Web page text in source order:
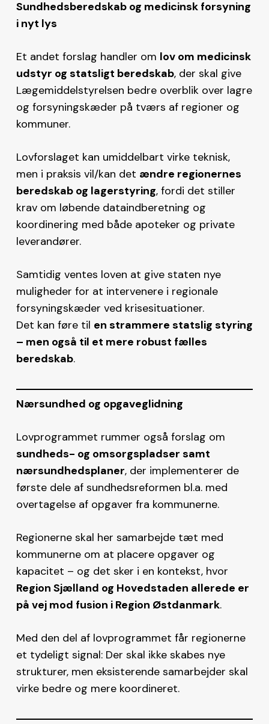
Sundhedsberedskab og medicinsk forsyning
i nyt lys
Et andet forslag handler om lov om medicinsk
udstyr og statsligt beredskab, der skal give
Lægemiddelstyrelsen bedre overblik over lagre
og forsyningskæder på tværs af regioner og
kommuner.
Lovforslaget kan umiddelbart virke teknisk,
men i praksis vil/kan det ændre regionernes
beredskab og lagerstyring, fordi det stiller
krav om løbende dataindberetning og
koordinering med både apoteker og private
leverandører.
Samtidig ventes loven at give staten nye
muligheder for at intervenere i regionale
forsyningskæder ved krisesituationer.
Det kan føre til en strammere statslig styring
– men også til et mere robust fælles
beredskab.
Nærsundhed og opgaveglidning
Lovprogrammet rummer også forslag om
sundheds- og omsorgspladser samt
nærsundhedsplaner, der implementerer de
første dele af sundhedsreformen bl.a. med
overtagelse af opgaver fra kommunerne.
Regionerne skal her samarbejde tæt med
kommunerne om at placere opgaver og
kapacitet – og det sker i en kontekst, hvor
Region Sjælland og Hovedstaden allerede er
på vej mod fusion i Region Østdanmark.
Med den del af lovprogrammet får regionerne
et tydeligt signal: Der skal ikke skabes nye
strukturer, men eksisterende samarbejder skal
virke bedre og mere koordineret.